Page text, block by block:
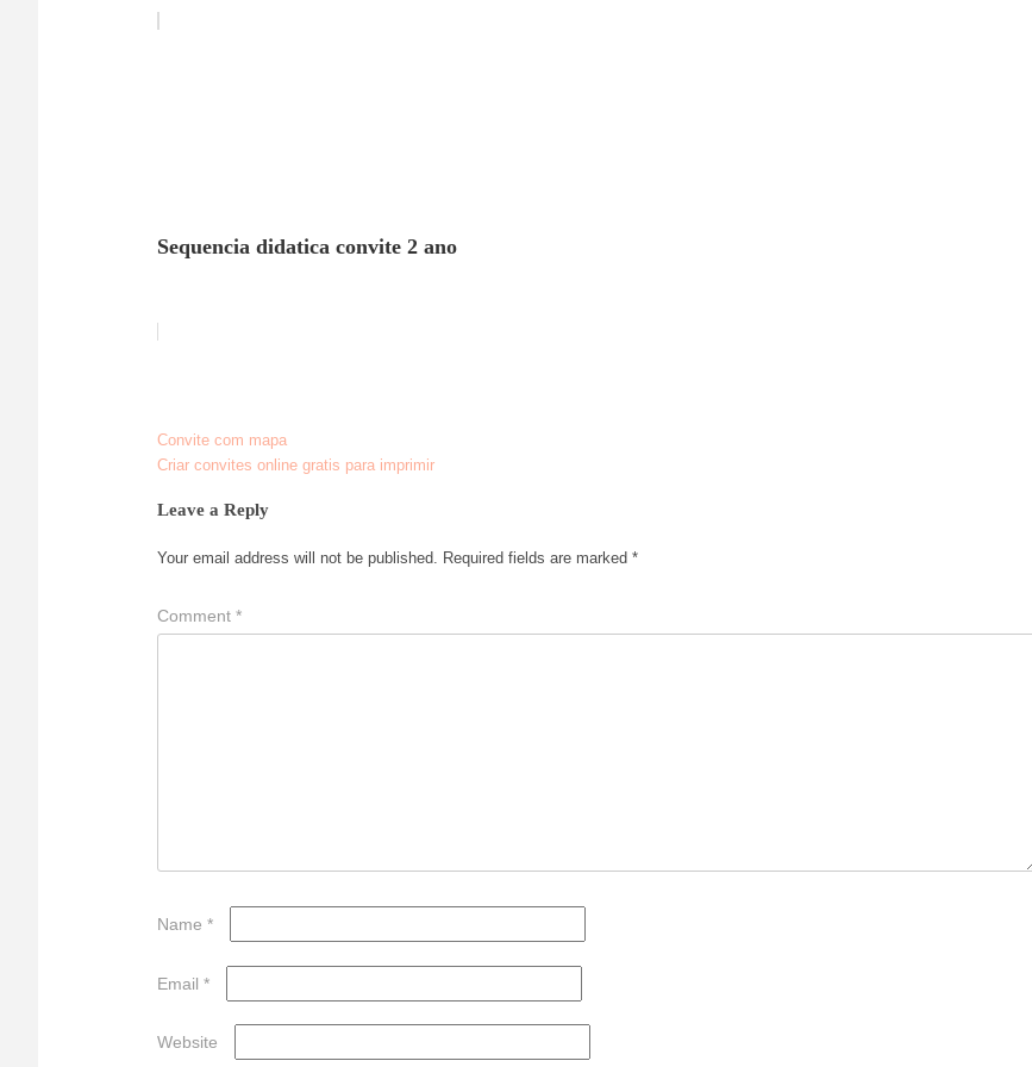
Sequencia didatica convite 2 ano
Post
Convite com mapa
Criar convites online gratis para imprimir
Leave a Reply
Your email address will not be published. Required fields are marked *
Comment *
Name *
Email *
Website